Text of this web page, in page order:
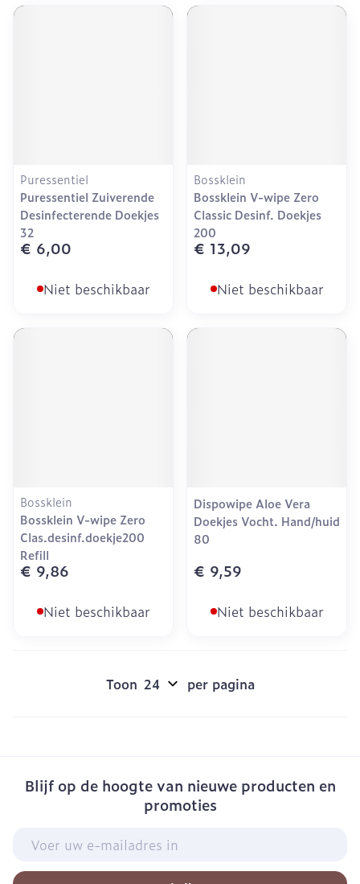
Puressentiel
Puressentiel Zuiverende
Desinfecterende Doekjes
32
€ 6,00
Niet beschikbaar
Bossklein
Bossklein V-wipe Zero
Classic Desinf. Doekjes
200
€ 13,09
Niet beschikbaar
Bossklein
Bossklein V-wipe Zero
Clas.desinf.doekje200
Refill
€ 9,86
Niet beschikbaar
Dispowipe Aloe Vera
Doekjes Vocht. Hand/huid
80
€ 9,59
Niet beschikbaar
Toon per pagina
Blijf op de hoogte van nieuwe producten en
promoties